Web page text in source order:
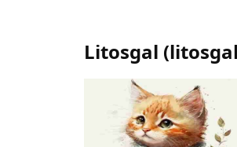
Litosgal (litosgal